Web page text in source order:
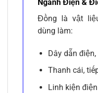
Ngành Điện &
Đồng là vật
dùng làm:
Dây dẫn
Thanh cái,
Linh kiện